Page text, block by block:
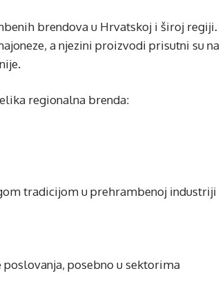
brendova u Hrvatskoj i široj regiji.
a njezini proizvodi prisutni su na
regionalna brenda:
tradicijom u prehrambenoj industriji
posebno u sektorima